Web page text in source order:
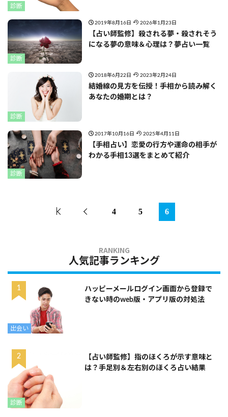
診断
診断
2019年8月16日 2026年1月23日
【占い師監修】殺される夢・殺されそう
になる夢の意味＆心理は？夢占い一覧
診断
2018年6月22日 2023年2月24日
結婚線の見方を伝授！手相から読み解く
あなたの婚期とは？
診断
2017年10月16日 2025年4月11日
【手相占い】恋愛の行方や運命の相手が
わかる手相13選をまとめて紹介
4 5 6
人気記事ランキング
出会い
ハッピーメールログイン画面から登録で
きない時のweb版・アプリ版の対処法
診断
【占い師監修】指のほくろが示す意味と
は？手足別＆左右別のほくろ占い結果